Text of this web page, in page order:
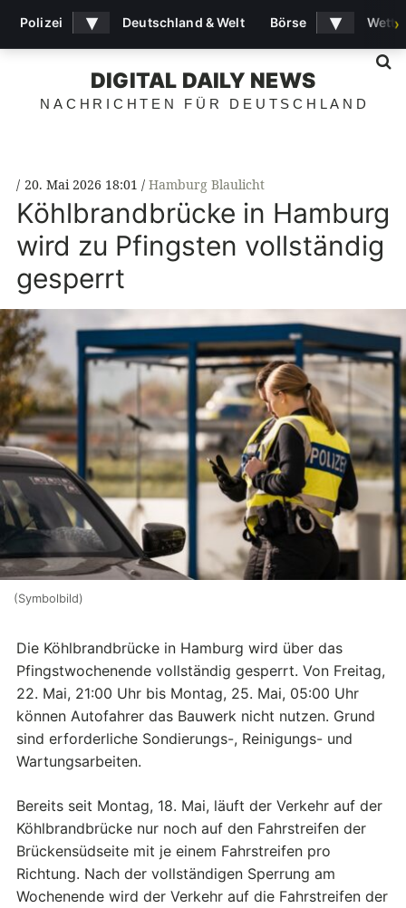
DIGITAL DAILY NEWS
NACHRICHTEN FÜR DEUTSCHLAND
20. Mai 2026 18:01 Hamburg Blaulicht
Köhlbrandbrücke in Hamburg
wird zu Pfingsten vollständig
gesperrt
(Symbolbild)
Die Köhlbrandbrücke in Hamburg wird über das
Pfingstwochenende vollständig gesperrt. Von Freitag,
22. Mai, 21:00 Uhr bis Montag, 25. Mai, 05:00 Uhr
können Autofahrer das Bauwerk nicht nutzen. Grund
sind erforderliche Sondierungs-, Reinigungs- und
Wartungsarbeiten.
Bereits seit Montag, 18. Mai, läuft der Verkehr auf der
Köhlbrandbrücke nur noch auf den Fahrstreifen der
Brückensüdseite mit je einem Fahrstreifen pro
Richtung. Nach der vollständigen Sperrung am
Wochenende wird der Verkehr auf die Fahrstreifen der
Polizei ▾ Deutschland & Welt Börse ▾ ›